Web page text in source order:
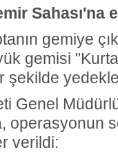
Sahası'na
gemiye
gemisi
şekilde
Genel
operasyonun
verildi: